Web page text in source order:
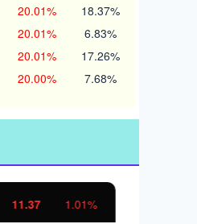
20.01% 18.37%
20.01% 6.83%
20.01% 17.26%
20.00% 7.68%
11.37 1.01%